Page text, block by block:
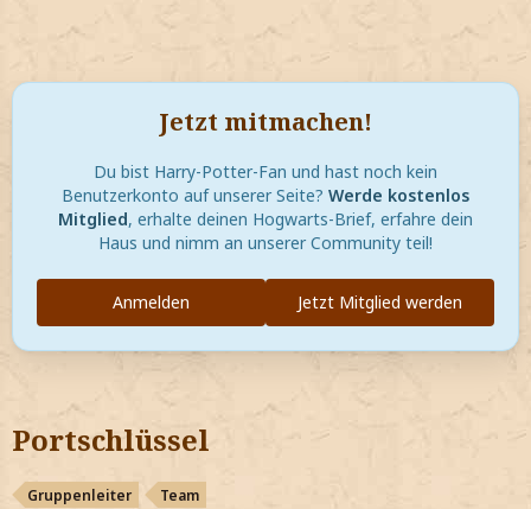
Jetzt mitmachen!
Du bist Harry-Potter-Fan und hast noch kein
Benutzerkonto auf unserer Seite? Werde kostenlos
Mitglied, erhalte deinen Hogwarts-Brief, erfahre dein
Haus und nimm an unserer Community teil!
Jetzt Mitglied werden
Anmelden
Portschlüssel
Gruppenleiter Team